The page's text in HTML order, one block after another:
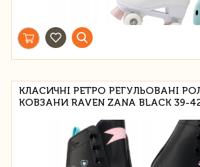
КЛАСИЧНІ РЕТРО РЕГУЛЬОВАНІ
КОВЗАНИ RAVEN ZANA BLACK 39-